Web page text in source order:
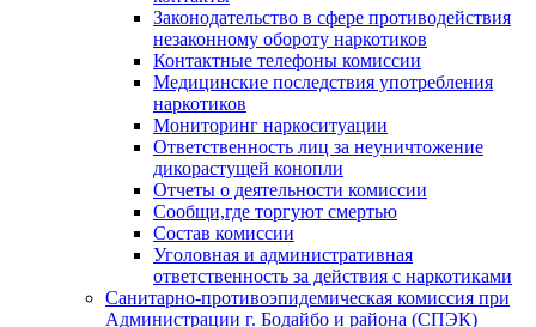
Законодательство в сфере противодействия
незаконному обороту наркотиков
Контактные телефоны комиссии
Медицинские последствия употребления
наркотиков
Мониторинг наркоситуации
Ответственность лиц за неуничтожение
дикорастущей конопли
Отчеты о деятельности комиссии
Сообщи,где торгуют смертью
Состав комиссии
Уголовная и административная
ответственность за действия с наркотиками
Санитарно-противоэпидемическая комиссия при
Администрации г. Бодайбо и района (СПЭК)